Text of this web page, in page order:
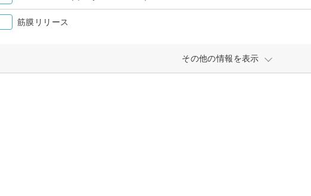
筋膜リリース
その他の情報を表示